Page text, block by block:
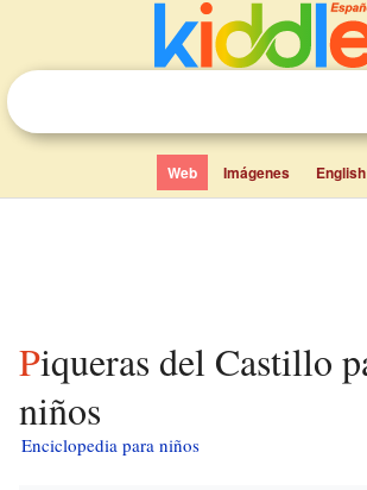
Web Imágenes English
Piqueras del Castillo para
niños
Enciclopedia para niños